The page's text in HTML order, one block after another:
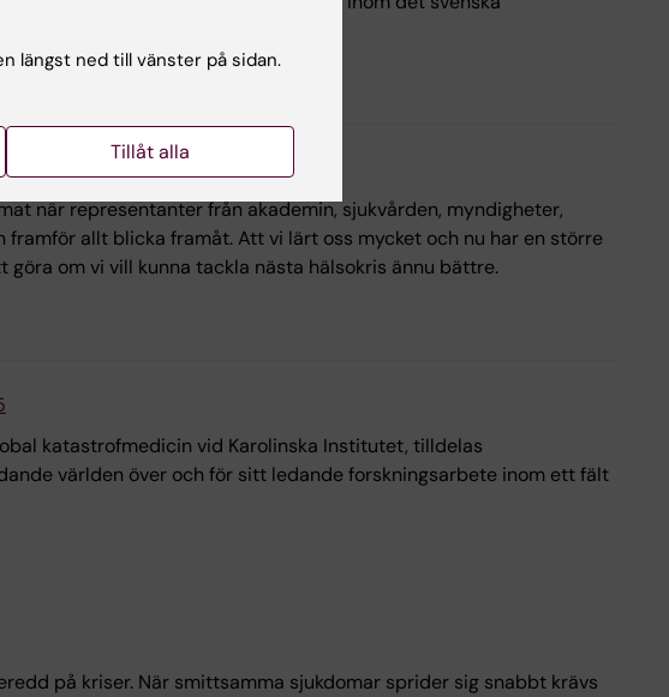
inför nästa hälsokris
när representanter från akademin, sjukvården, myndigheter,
allt blicka framåt. Att vi lärt oss mycket och nu har en större
om vi vill kunna tackla nästa hälsokris ännu bättre.
katastrofmedicin vid Karolinska Institutet, tilldelas
världen över och för sitt ledande forskningsarbete inom ett fält
på kriser. När smittsamma sjukdomar sprider sig snabbt krävs
längst ned till vänster på sidan.
Tillåt alla